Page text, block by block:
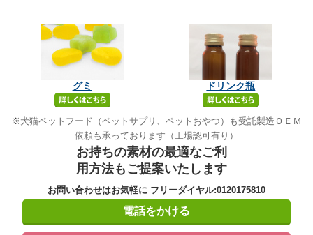
グミ ドリンク瓶
※ 犬猫ペットフード（ペットサプリ、ペットおやつ）も受託製造ＯＥＭ
依頼も承っております（工場認可有り）
お持ちの素材の最適なご利
用方法もご提案いたします
お問い合わせはお気軽に フリーダイヤル:0120175810
電話をかける